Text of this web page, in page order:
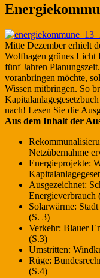
Mitte Dezember erhielt
Wolfhagen grünes Licht
fünf Jahren
voranbringen möchte,
Wissen mitbringen. So
nach! Lesen Sie die
Aus dem Inhalt der
Netzübernahme
Energieprojekte:
Ausgezeichnet:
Energieverbrauch
Solarwärme:
(S. 3)
Verkehr: Blauer
(S.3)
Umstritten:
Rüge:
(S.4)